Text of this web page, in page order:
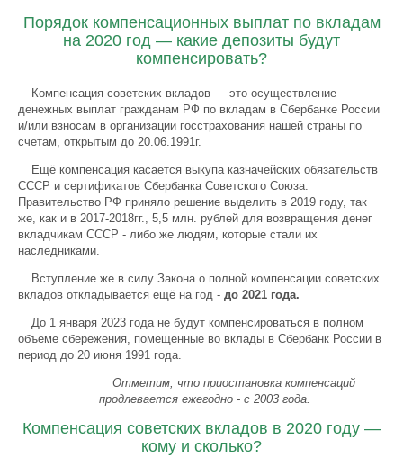
Порядок компенсационных выплат по вкладам
на 2020 год — какие депозиты будут
компенсировать?
Компенсация советских вкладов — это осуществление
денежных выплат гражданам РФ по вкладам в Сбербанке России
и/или взносам в организации госстрахования нашей страны по
счетам, открытым до 20.06.1991г.
Ещё компенсация касается выкупа казначейских обязательств
СССР и сертификатов Сбербанка Советского Союза.
Правительство РФ приняло решение выделить в 2019 году, так
же, как и в 2017-2018гг., 5,5 млн. рублей для возвращения денег
вкладчикам СССР - либо же людям, которые стали их
наследниками.
Вступление же в силу Закона о полной компенсации советских
вкладов откладывается ещё на год - до 2021 года.
До 1 января 2023 года не будут компенсироваться в полном
объеме сбережения, помещенные во вклады в Сбербанк России в
период до 20 июня 1991 года.
Отметим, что приостановка компенсаций
продлевается ежегодно - с 2003 года.
Компенсация советских вкладов в 2020 году —
кому и сколько?